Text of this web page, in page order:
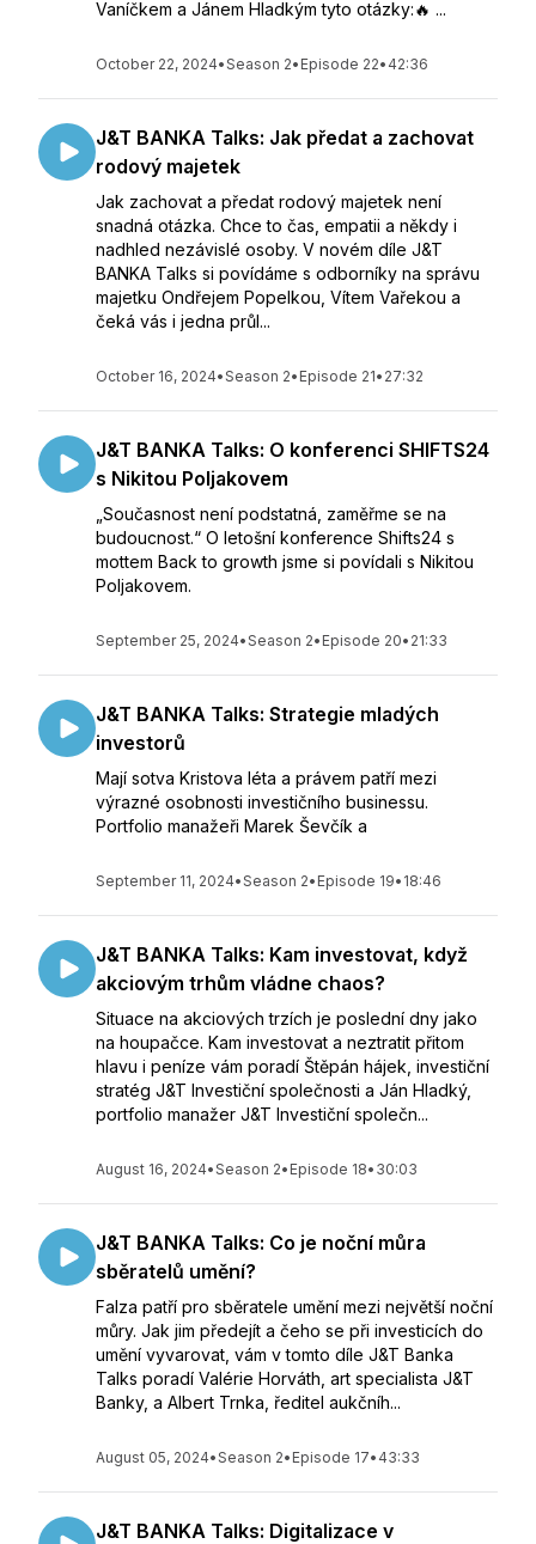
Vaníčkem a Jánem Hladkým tyto otázky:🔥 ...
October 22, 2024•Season 2• Episode 22• 42:36
J&T BANKA Talks: Jak předat a zachovat
rodový majetek
Jak zachovat a předat rodový majetek není
snadná otázka. Chce to čas, empatii a někdy i
nadhled nezávislé osoby. V novém díle J&T
BANKA Talks si povídáme s odborníky na správu
majetku Ondřejem Popelkou, Vítem Vařekou a
čeká vás i jedna průl...
October 16, 2024•Season 2• Episode 21• 27:32
J&T BANKA Talks: O konferenci SHIFTS24
s Nikitou Poljakovem
„Současnost není podstatná, zaměřme se na
budoucnost.“ O letošní konference Shifts24 s
mottem Back to growth jsme si povídali s Nikitou
Poljakovem.
September 25, 2024•Season 2• Episode 20• 21:33
J&T BANKA Talks: Strategie mladých
investorů
Mají sotva Kristova léta a právem patří mezi
výrazné osobnosti investičního businessu.
Portfolio manažeři Marek Ševčík a
September 11, 2024•Season 2• Episode 19• 18:46
J&T BANKA Talks: Kam investovat, když
akciovým trhům vládne chaos?
Situace na akciových trzích je poslední dny jako
na houpačce. Kam investovat a neztratit přitom
hlavu i peníze vám poradí Štěpán hájek, investiční
stratég J&T Investiční společnosti a Ján Hladký,
portfolio manažer J&T Investiční společn...
August 16, 2024•Season 2• Episode 18• 30:03
J&T BANKA Talks: Co je noční můra
sběratelů umění?
Falza patří pro sběratele umění mezi největší noční
můry. Jak jim předejít a čeho se při investicích do
umění vyvarovat, vám v tomto díle J&T Banka
Talks poradí Valérie Horváth, art specialista J&T
Banky, a Albert Trnka, ředitel aukčníh...
August 05, 2024•Season 2• Episode 17• 43:33
J&T BANKA Talks: Digitalizace v